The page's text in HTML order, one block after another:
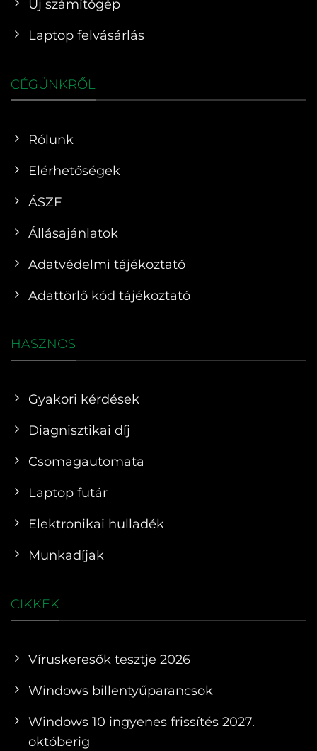
Új számítógép
Laptop felvásárlás
CÉGÜNKRŐL
Rólunk
Elérhetőségek
ÁSZF
Állásajánlatok
Adatvédelmi tájékoztató
Adattörlő kód tájékoztató
HASZNOS
Gyakori kérdések
Diagnisztikai díj
Csomagautomata
Laptop futár
Elektronikai hulladék
Munkadíjak
CIKKEK
Víruskeresők tesztje 2026
Windows billentyűparancsok
Windows 10 ingyenes frissítés 2027.
októberig